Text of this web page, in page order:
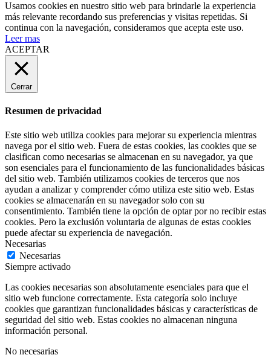
Usamos cookies en nuestro sitio web para brindarle la experiencia
más relevante recordando sus preferencias y visitas repetidas. Si
continua con la navegación, consideramos que acepta este uso.
Leer mas
ACEPTAR
Cerrar
Resumen de privacidad
Este sitio web utiliza cookies para mejorar su experiencia mientras
navega por el sitio web. Fuera de estas cookies, las cookies que se
clasifican como necesarias se almacenan en su navegador, ya que
son esenciales para el funcionamiento de las funcionalidades básicas
del sitio web. También utilizamos cookies de terceros que nos
ayudan a analizar y comprender cómo utiliza este sitio web. Estas
cookies se almacenarán en su navegador solo con su
consentimiento. También tiene la opción de optar por no recibir estas
cookies. Pero la exclusión voluntaria de algunas de estas cookies
puede afectar su experiencia de navegación.
Necesarias
Necesarias
Siempre activado
Las cookies necesarias son absolutamente esenciales para que el
sitio web funcione correctamente. Esta categoría solo incluye
cookies que garantizan funcionalidades básicas y características de
seguridad del sitio web. Estas cookies no almacenan ninguna
información personal.
No necesarias